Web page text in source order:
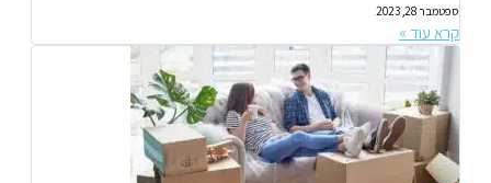
ספטמבר 28, 2023
קרא עוד »